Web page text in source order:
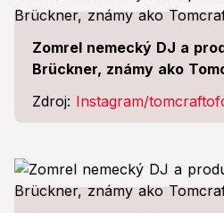
Zomrel nemecký DJ a
Brückner, známy ako
Zdroj: Instagram/